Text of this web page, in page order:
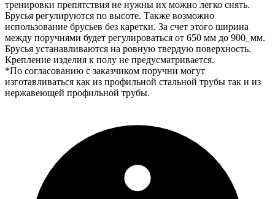
тренировки препятствия не нужны их можно легко снять.
Брусья регулируются по высоте. Также возможно
использование брусьев без каретки. За счет этого ширина
между поручнями будет регулироваться от 650 мм до 900_мм.
Брусья устанавливаются на ровную твердую поверхность.
Крепление изделия к полу не предусматривается.
*По согласованию с заказчиком поручни могут
изготавливаться как из профильной стальной трубы так и из
нержавеющей профильной трубы.